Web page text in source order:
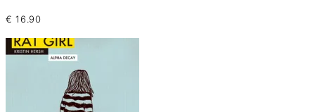
€ 16.90